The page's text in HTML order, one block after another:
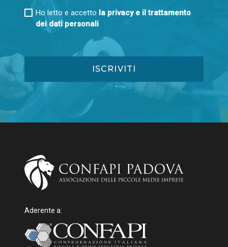
Ho letto e accetto la privacy e il trattamento
dei dati personali
Aderente a: